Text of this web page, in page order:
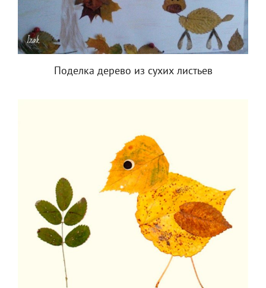
Поделка дерево из сухих листьев